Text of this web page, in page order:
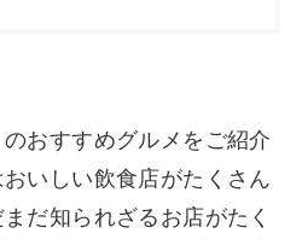
のおすすめグルメをご紹介
いしい飲食店がたくさん
だ知られざるお店がたく